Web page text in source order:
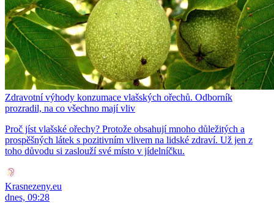
Zdravotní výhody konzumace vlašských ořechů. Odborník
prozradil, na co všechno mají vliv
Proč jíst vlašské ořechy? Protože obsahují mnoho důležitých a
prospěšných látek s pozitivním vlivem na lidské zdraví. Už jen z
toho důvodu si zaslouží své místo v jídelníčku.
Krasnezeny.eu
dnes, 09:28